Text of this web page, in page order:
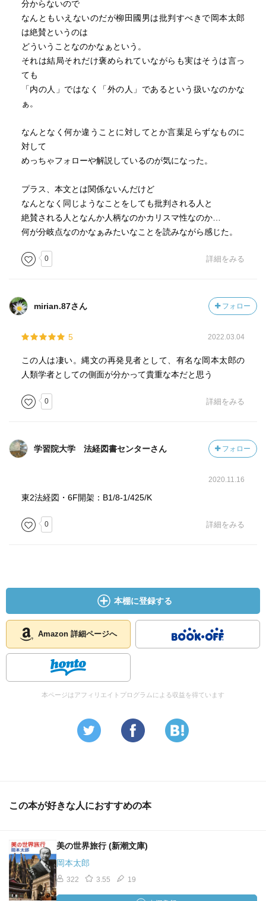
分からないので
なんともいえないのだが柳田國男は批判すべきで岡本太郎
は絶賛というのは
どういうことなのかなぁという。
それは結局それだけ褒められていながらも実はそうは言っ
ても
「内の人」ではなく「外の人」であるという扱いなのかな
ぁ。
なんとなく何か違うことに対してとか言葉足らずなものに
対して
めっちゃフォローや解説しているのが気になった。
プラス、本文とは関係ないんだけど
なんとなく同じようなことをしても批判される人と
絶賛される人となんか人柄なのかカリスマ性なのか…
何が分岐点なのかなぁみたいなことを読みながら感じた。
0 詳細をみる
mirian.87さん フォロー
5 2022.03.04
この人は凄い。縄文の再発見者として、有名な岡本太郎の
人類学者としての側面が分かって貴重な本だと思う
0 詳細をみる
学習院大学 法経図書センターさん フォロー
2020.11.16
東2法経図・6F開架：B1/8-1/425/K
0 詳細をみる
本棚に登録する
Amazon 詳細ページへ
本ページはアフィリエイトプログラムによる収益を得ています
この本が好きな人におすすめの本
美の世界旅行 (新潮文庫)
岡本太郎
322 3.55 19